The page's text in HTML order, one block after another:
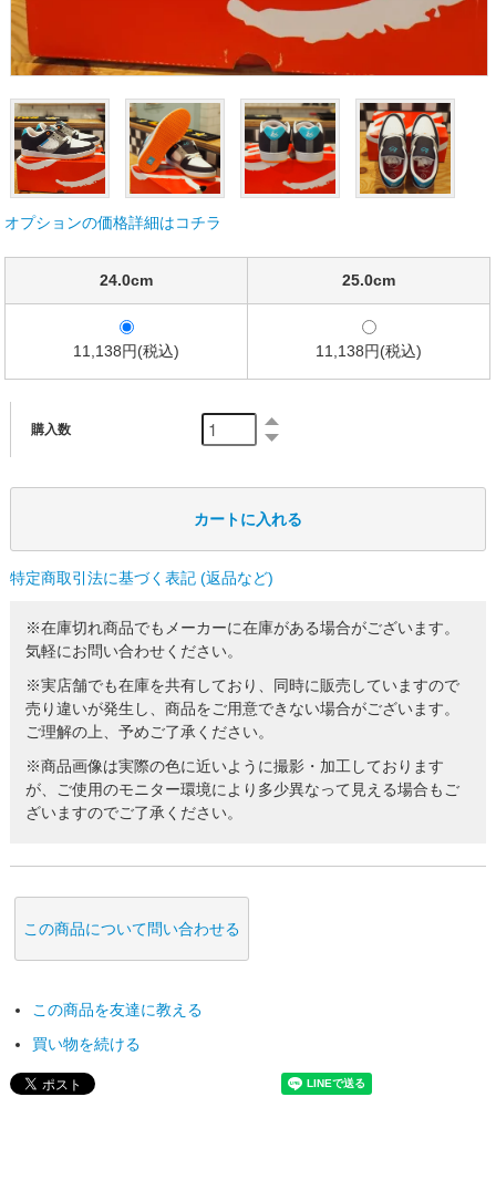
オプションの価格詳細はコチラ
24.0cm 25.0cm
11,138円(税込) 11,138円(税込)
購入数
特定商取引法に基づく表記 (返品など)
※在庫切れ商品でもメーカーに在庫がある場合がございます。
気軽にお問い合わせください。
※実店舗でも在庫を共有しており、同時に販売していますので
売り違いが発生し、商品をご用意できない場合がございます。
ご理解の上、予めご了承ください。
※商品画像は実際の色に近いように撮影・加工しております
が、ご使用のモニター環境により多少異なって見える場合もご
ざいますのでご了承ください。
この商品について問い合わせる
この商品を友達に教える
買い物を続ける